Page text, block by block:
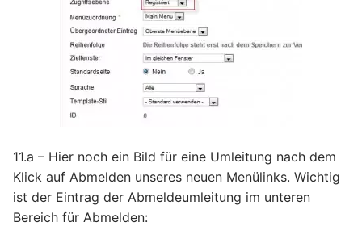
11.a – Hier noch ein Bild für eine Umleitung nach dem
Klick auf Abmelden unseres neuen Menülinks. Wichtig
ist der Eintrag der Abmeldeumleitung im unteren
Bereich für Abmelden: